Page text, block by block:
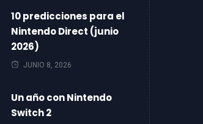
10 predicciones para el
Nintendo Direct (junio
2026)
JUNIO 8, 2026
Un año con Nintendo
Switch 2